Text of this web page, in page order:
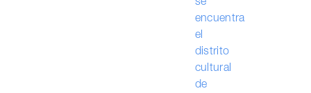
se
encuentra
el
distrito
cultural
de